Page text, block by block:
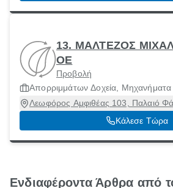
13. ΜΑΛΤΕΖΟΣ
ΟΕ
Προβολή
Απορριμμάτων Δοχεία, Μηχανήματα
Λεωφόρος Αμφιθέας 103, Παλαιό
Κάλεσε Τώρα
Ενδιαφέροντα Άρθρα από